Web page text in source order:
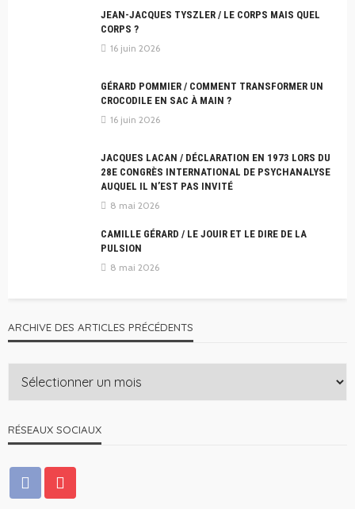
JEAN-JACQUES TYSZLER / LE CORPS MAIS QUEL
CORPS ?
16 juin 2026
GÉRARD POMMIER / COMMENT TRANSFORMER UN
CROCODILE EN SAC À MAIN ?
16 juin 2026
JACQUES LACAN / DÉCLARATION EN 1973 LORS DU
28E CONGRÈS INTERNATIONAL DE PSYCHANALYSE
AUQUEL IL N’EST PAS INVITÉ
8 mai 2026
CAMILLE GÉRARD / LE JOUIR ET LE DIRE DE LA
PULSION
8 mai 2026
ARCHIVE DES ARTICLES PRÉCÉDENTS
RÉSEAUX SOCIAUX